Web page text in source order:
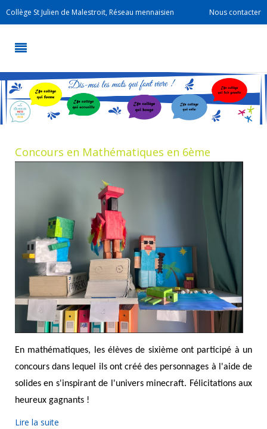
Collège St Julien de Malestroit, Réseau mennaisien Nous contacter
Concours en Mathématiques en 6ème
En mathématiques, les élèves de sixième ont participé à un
concours dans lequel ils ont créé des personnages à l'aide de
solides en s'inspirant de l'univers minecraft. Félicitations aux
heureux gagnants !
Lire la suite